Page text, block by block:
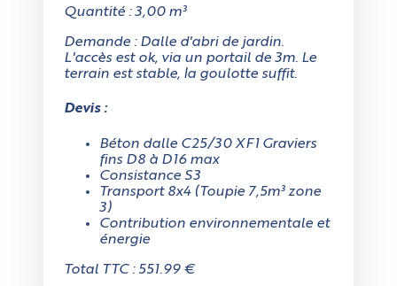
Rectangulaire
L'accès au chantier mesure-
t'il au moins 3 mètres en
Oui
Non
Quantité : 3,00 m³
Demande : Dalle d'abri de jardin.
L'accès est ok, via un portail de 3m. Le
terrain est stable, la goulotte suffit.
Devis :
Béton dalle C25/30 XF1 Graviers
fins D8 à D16 max
Consistance S3
Transport 8x4 (Toupie 7,5m³ zone
3)
Contribution environnementale et
énergie
Total TTC : 551.99 €